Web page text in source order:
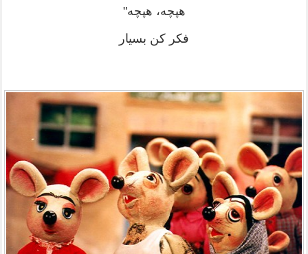
هپچه، هپچه"
فکر کن بسیار